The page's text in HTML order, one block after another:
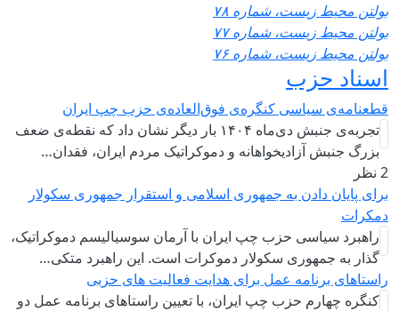
بولتن محیط زیست، شماره ۷۸
بولتن محیط زیست، شماره ۷۷
بولتن محیط زیست، شماره ۷۶
اسناد حزب
قطعنامه‌ی سیاسی کنگره‌ی فوق‌العاده‌ی حزب چپ ایران
تجربه‌ی جنبش دی‌ماه ۱۴۰۴ بار دیگر نشان داد که نقطه‌ی ضعف
بزرگ جنبش آزادیخواهانه و دموکراتیک مردم ایران، فقدان…
2 نظر
برای پایان دادن به جمهوری اسلامی و استقرار جمهوری سکولار
دمکرات
راهبرد سياسی حزب چپ ایران با آرمان سوسیالیسم دموکراتیک،
گذار به جمهوری سکولار دموکرات است. این راهبرد متکی…
راستاهای برنامه عمل برای هدایت فعالیت های حزبی
کنگره چهارم حزب چپ ایران، با تعیین راستاهای برنامه عمل دو